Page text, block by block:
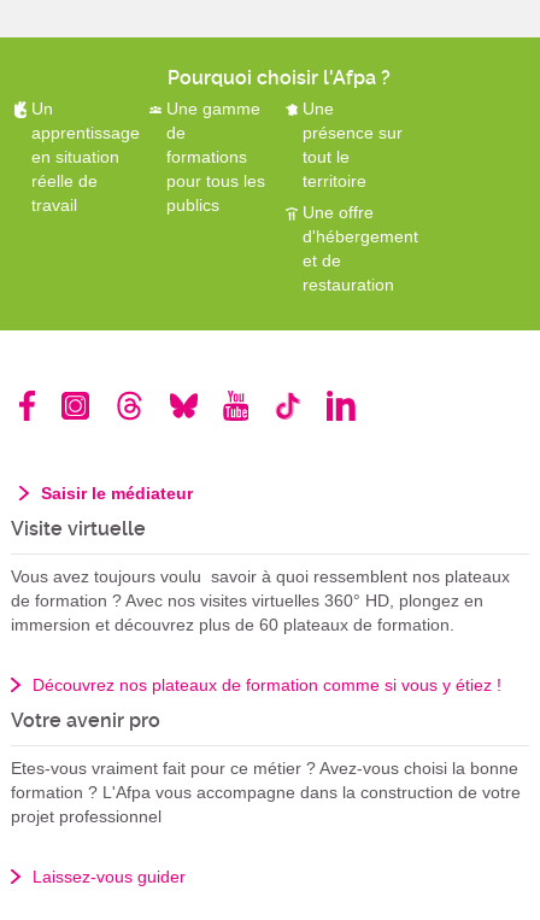
Pourquoi choisir l'Afpa ?
Un
apprentissage
en situation
réelle de
travail
Une gamme
de
formations
pour tous les
publics
Une
présence sur
tout le
territoire
Une offre
d'hébergement
et de
restauration
Saisir le médiateur
Visite virtuelle
Vous avez toujours voulu savoir à quoi ressemblent nos plateaux
de formation ? Avec nos visites virtuelles 360° HD, plongez en
immersion et découvrez plus de 60 plateaux de formation.
Découvrez nos plateaux de formation comme si vous y étiez !
Votre avenir pro
Etes-vous vraiment fait pour ce métier ? Avez-vous choisi la bonne
formation ? L'Afpa vous accompagne dans la construction de votre
projet professionnel
Laissez-vous guider